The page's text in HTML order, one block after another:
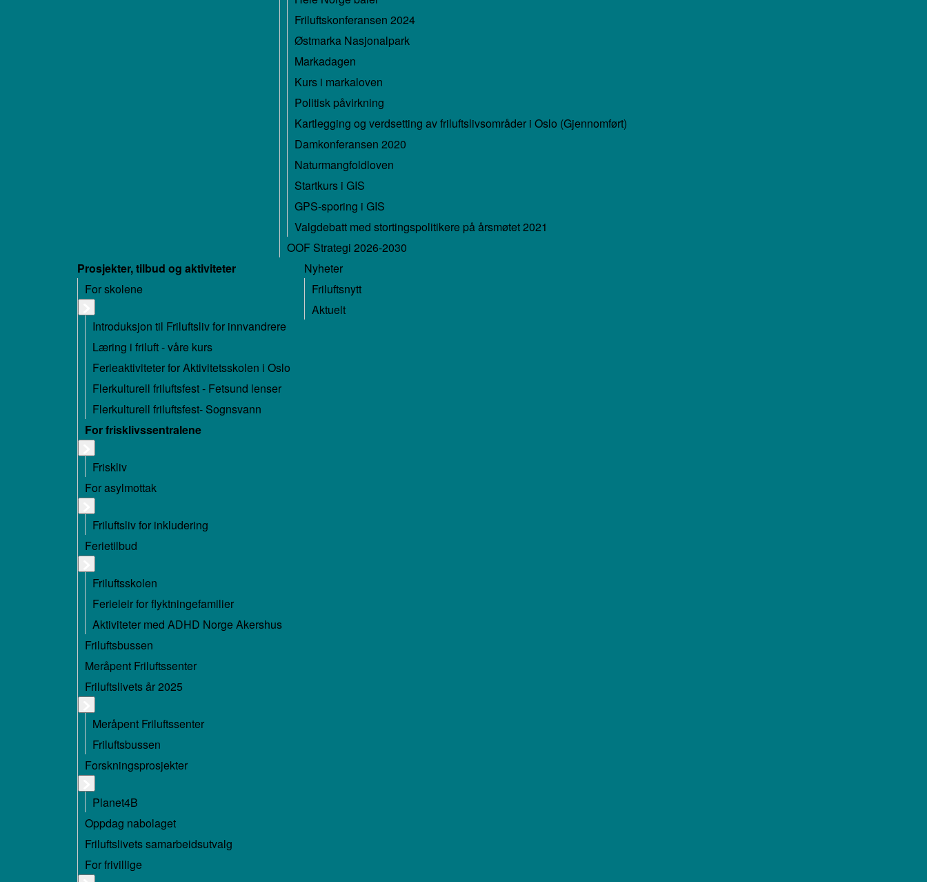
Friluftskonferansen 2024
Østmarka Nasjonalpark
Markadagen
Kurs i markaloven
Politisk påvirkning
Kartlegging og verdsetting av friluftslivsområder i Oslo (Gjennomført)
Damkonferansen 2020
Naturmangfoldloven
Startkurs i GIS
GPS-sporing i GIS
Valgdebatt med stortingspolitikere på årsmøtet 2021
OOF Strategi 2026-2030
Prosjekter, tilbud og aktiviteter
For skolene
Introduksjon til Friluftsliv for innvandrere
Læring i friluft - våre kurs
Ferieaktiviteter for Aktivitetsskolen i Oslo
Flerkulturell friluftsfest - Fetsund lenser
Flerkulturell friluftsfest- Sognsvann
For frisklivssentralene
Friskliv
For asylmottak
Friluftsliv for inkludering
Ferietilbud
Friluftsskolen
Ferieleir for flyktningefamilier
Aktiviteter med ADHD Norge Akershus
Friluftsbussen
Meråpent Friluftssenter
Friluftslivets år 2025
Meråpent Friluftssenter
Friluftsbussen
Forskningsprosjekter
Planet4B
Oppdag nabolaget
Friluftslivets samarbeidsutvalg
For frivillige
Nyheter
Friluftsnytt
Aktuelt